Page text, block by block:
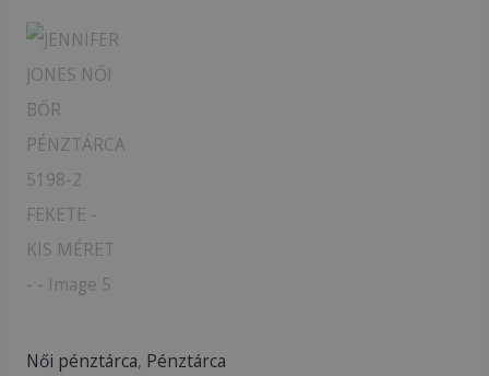
Női pénztárca, Pénztárca
-
mennyiség